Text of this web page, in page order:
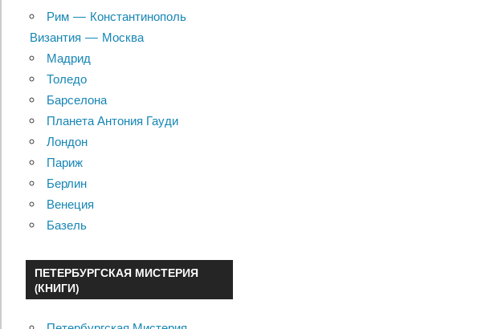
Рим — Константинополь
Византия — Москва
Мадрид
Толедо
Барселона
Планета Антония Гауди
Лондон
Париж
Берлин
Венеция
Базель
ПЕТЕРБУРГСКАЯ МИСТЕРИЯ
(КНИГИ)